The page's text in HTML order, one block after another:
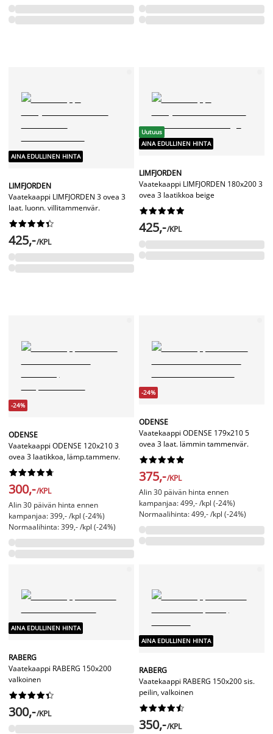
AINA EDULLINEN HINTA
LIMFJORDEN
Vaatekaappi LIMFJORDEN 3 ovea 3
laat. luonn. villitammenvär.






425,-/KPL
Uutuus
AINA EDULLINEN HINTA
LIMFJORDEN
Vaatekaappi LIMFJORDEN 180x200 3
ovea 3 laatikkoa beige






425,-/KPL
-24%
ODENSE
Vaatekaappi ODENSE 120x210 3
ovea 3 laatikkoa, lämp.tammenv.






300,-/KPL
Alin 30 päivän hinta ennen
kampanjaa: 399,- /kpl (-24%)
Normaalihinta: 399,- /kpl (-24%)
-24%
ODENSE
Vaatekaappi ODENSE 179x210 5
ovea 3 laat. lämmin tammenvär.






375,-/KPL
Alin 30 päivän hinta ennen
kampanjaa: 499,- /kpl (-24%)
Normaalihinta: 499,- /kpl (-24%)
AINA EDULLINEN HINTA
RABERG
Vaatekaappi RABERG 150x200
valkoinen






300,-/KPL
AINA EDULLINEN HINTA
RABERG
Vaatekaappi RABERG 150x200 sis.
peilin, valkoinen






350,-/KPL